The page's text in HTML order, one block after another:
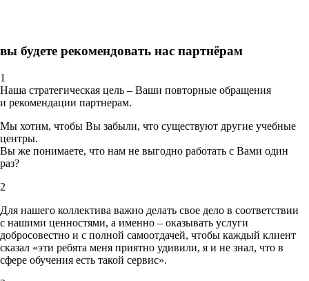
вы будете рекомендовать нас партнёрам
1
Наша стратегическая цель – Ваши повторные обращения
и рекомендации партнерам.
Мы хотим, чтобы Вы забыли, что существуют другие учебные
центры.
Вы же понимаете, что нам не выгодно работать с Вами один
раз?
2
Для нашего коллектива важно делать свое дело в соответствии
с нашими ценностями, а именно – оказывать услуги
добросовестно и с полной самоотдачей, чтобы каждый клиент
сказал «эти ребята меня приятно удивили, я и не знал, что в
сфере обучения есть такой сервис».